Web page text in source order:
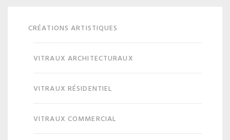
CRÉATIONS ARTISTIQUES
VITRAUX ARCHITECTURAUX
VITRAUX RÉSIDENTIEL
VITRAUX COMMERCIAL